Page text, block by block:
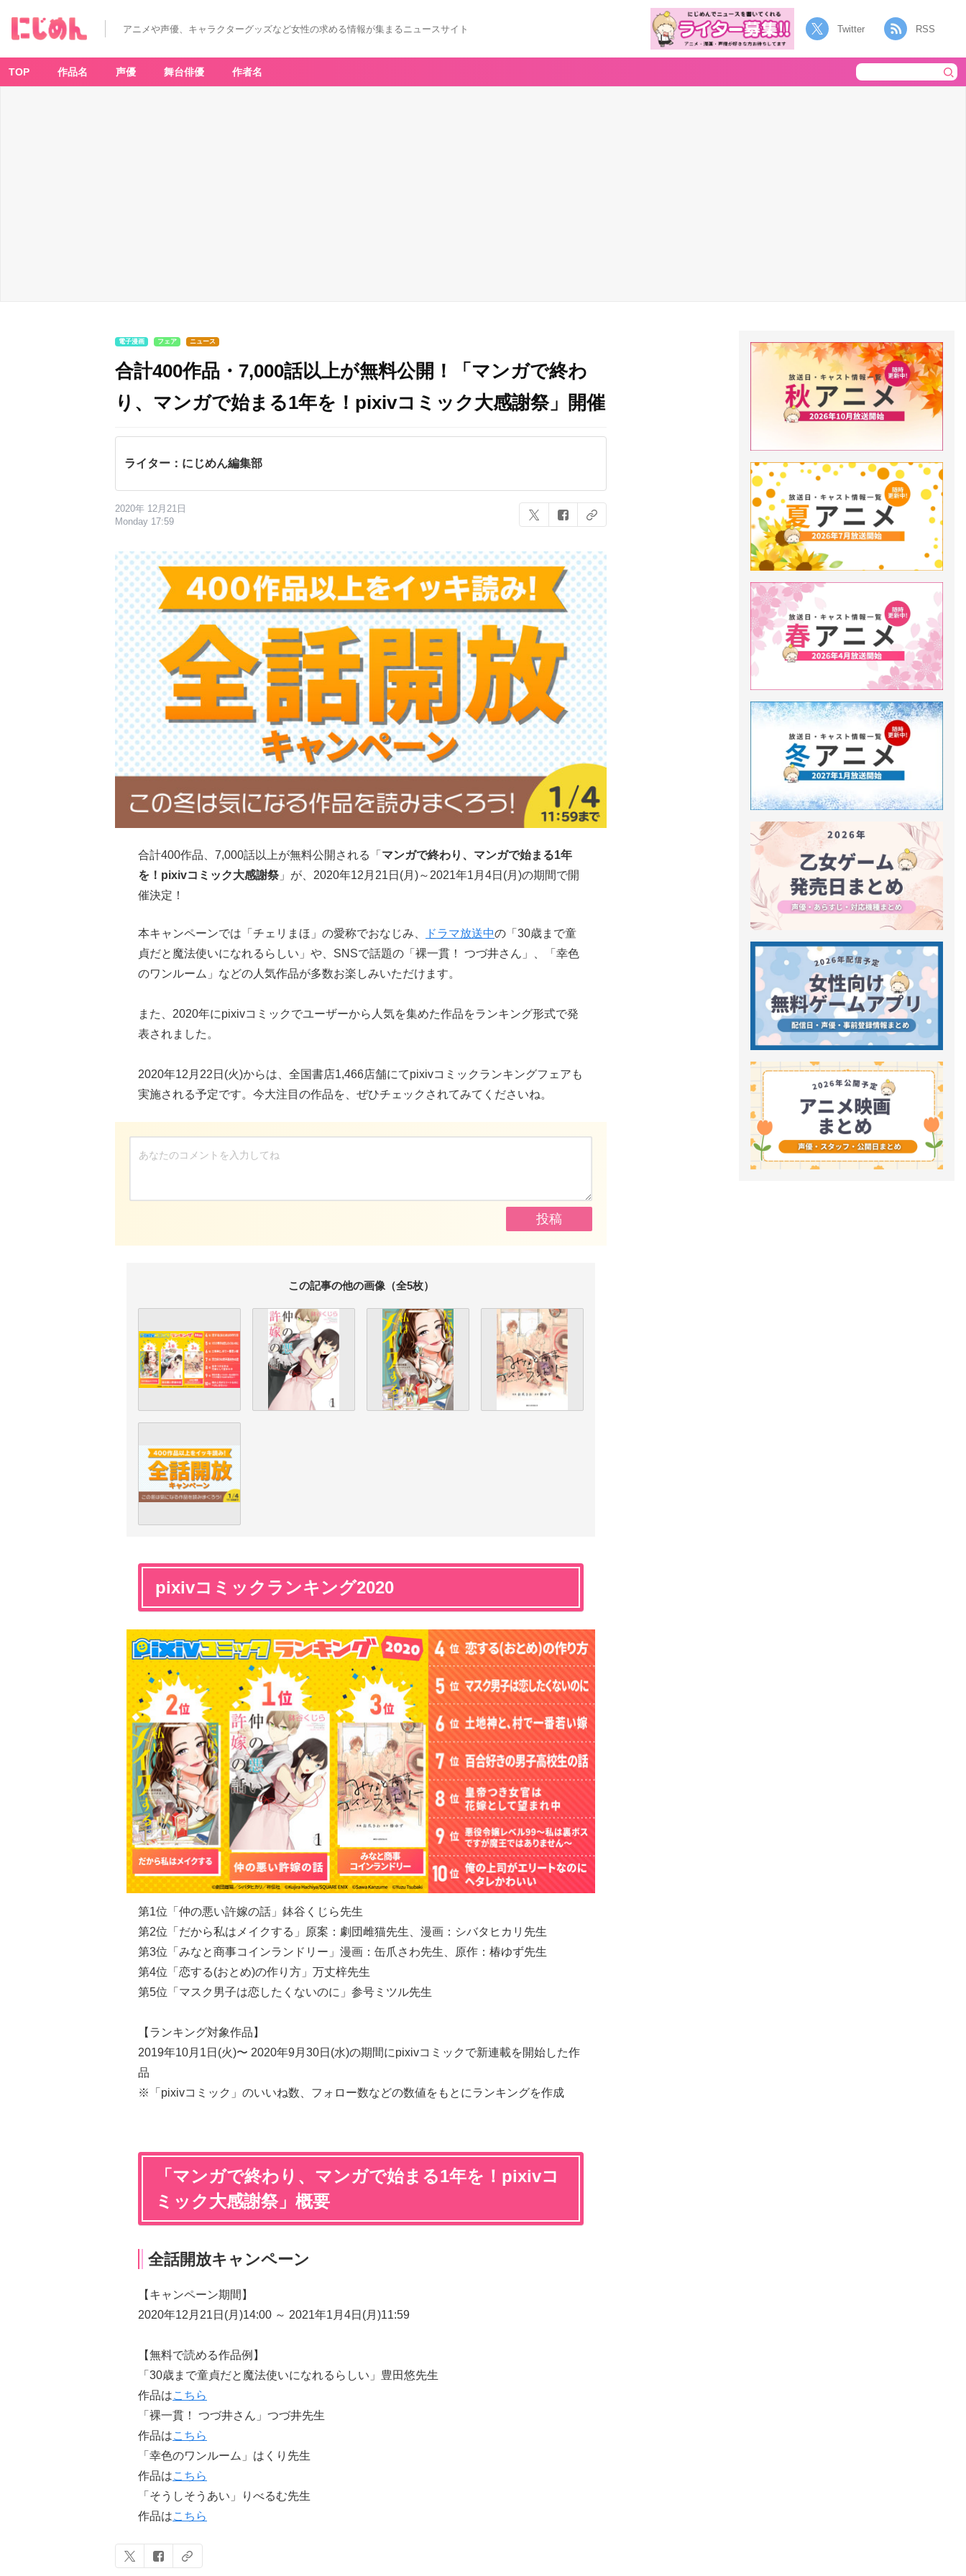
アニメや声優、キャラクターグッズなど女性の求める情報が集まるニュースサイト Twitter RSS
TOP 作品名 声優 舞台俳優 作者名
電子漫画 フェア ニュース
合計400作品・7,000話以上が無料公開！「マンガで終わ
り、マンガで始まる1年を！pixivコミック大感謝祭」開催
ライター：にじめん編集部
2020年 12月21日
Monday 17:59
合計400作品、7,000話以上が無料公開される「 マンガで終わり、マンガで始まる1年
を！pixivコミック大感謝祭 」が、2020年12月21日(月)～2021年1月4日(月)の期間で開
催決定！
本キャンペーンでは「チェリまほ」の愛称でおなじみ、 ドラマ放送中の「30歳まで童
貞だと魔法使いになれるらしい」や、SNSで話題の「裸一貫！ つづ井さん」、「幸色
のワンルーム」などの人気作品が多数お楽しみいただけます。
また、2020年にpixivコミックでユーザーから人気を集めた作品をランキング形式で発
表されました。
2020年12月22日(火)からは、全国書店1,466店舗にてpixivコミックランキングフェアも
実施される予定です。今大注目の作品を、ぜひチェックされてみてくださいね。
この記事の他の画像（全5枚）
pixivコミックランキング2020
第1位「仲の悪い許嫁の話」鉢谷くじら先生
第2位「だから私はメイクする」原案：劇団雌猫先生、漫画：シバタヒカリ先生
第3位「みなと商事コインランドリー」漫画：缶爪さわ先生、原作：椿ゆず先生
第4位「恋する(おとめ)の作り方」万丈梓先生
第5位「マスク男子は恋したくないのに」参号ミツル先生
【ランキング対象作品】
2019年10月1日(火)〜 2020年9月30日(水)の期間にpixivコミックで新連載を開始した作
品
※「pixivコミック」のいいね数、フォロー数などの数値をもとにランキングを作成
「マンガで終わり、マンガで始まる1年を！pixivコ
ミック大感謝祭」概要
全話開放キャンペーン
【キャンペーン期間】
2020年12月21日(月)14:00 ～ 2021年1月4日(月)11:59
【無料で読める作品例】
「30歳まで童貞だと魔法使いになれるらしい」豊田悠先生
作品はこちら
「裸一貫！ つづ井さん」つづ井先生
作品はこちら
「幸色のワンルーム」はくり先生
作品はこちら
「そうしそうあい」りべるむ先生
作品はこちら